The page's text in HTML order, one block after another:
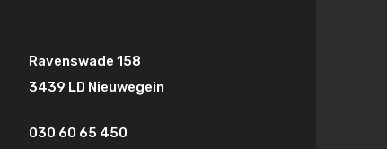
Ravenswade 158
3439 LD Nieuwegein
030 60 65 450